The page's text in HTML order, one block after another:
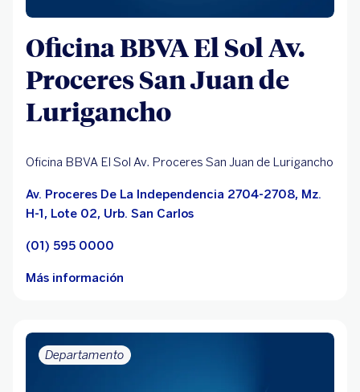
Oficina BBVA El Sol Av.
Proceres San Juan de
Lurigancho
Oficina BBVA El Sol Av. Proceres San Juan de Lurigancho
Av. Proceres De La Independencia 2704-2708, Mz.
H-1, Lote 02, Urb. San Carlos
(01) 595 0000
Más información
Departamento